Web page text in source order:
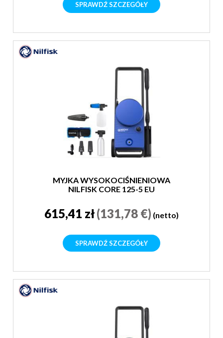
SPRAWDŹ SZCZEGÓŁY
MYJKA WYSOKOCIŚNIENIOWA
NILFISK CORE 125-5 EU
615,41 zł(131,78 €) (netto)
SPRAWDŹ SZCZEGÓŁY